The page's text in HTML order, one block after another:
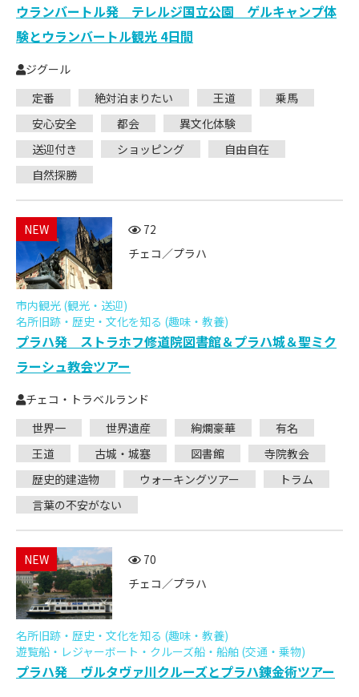
ウランバートル発 テレルジ国立公園 ゲルキャンプ体
験とウランバートル観光 4日間
ジグール
定番
絶対泊まりたい 王道
乗馬
安心安全
都会
異文化体験
送迎付き
ショッピング
自由自在
自然探勝
NEW
72
チェコ／プラハ
市内観光 (観光・送迎)
名所旧跡・歴史・文化を知る (趣味・教養)
プラハ発 ストラホフ修道院図書館＆プラハ城＆聖ミク
ラーシュ教会ツアー
チェコ・トラベルランド
世界一
世界遺産 絢爛豪華
有名
王道
古城・城塞 図書館
寺院教会
歴史的建造物
ウォーキングツアー
トラム
言葉の不安がない
NEW
70
チェコ／プラハ
名所旧跡・歴史・文化を知る (趣味・教養)
遊覧船・レジャーボート・クルーズ船・船舶 (交通・乗物)
プラハ発 ヴルタヴァ川クルーズとプラハ錬金術ツアー